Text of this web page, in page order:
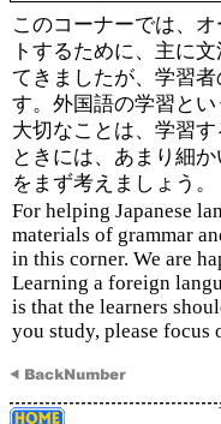
このコーナーでは、
トするために、主に
てきましたが、学習
す。外国語の学習と
大切なことは、学習
ときには、あまり細
をまず考えましょう。
For helping Japanese
materials of grammar
in this corner. We are
Learning a foreign
is that the learners
you study, please